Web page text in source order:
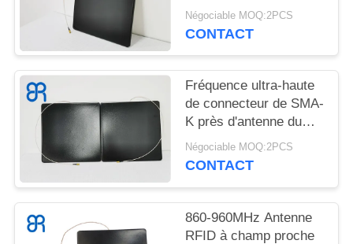
DEMANDEZ
UNE
CITATION
PLAN
DU
SITE
ultra-mince
surdimensionné de
Négociable MOQ:2PCS
CONTACT
Fréquence ultra-haute
de connecteur de SMA-
K près d'antenne du
champ RFID sans la
zone sans visibilité,
Négociable MOQ:2PCS
CONTACT
860-960MHz Antenne
RFID à champ proche